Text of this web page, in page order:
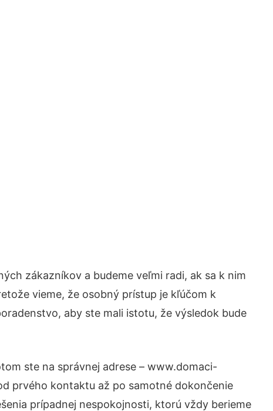
zákazníkov a budeme veľmi radi, ak sa k nim
vieme, že osobný prístup je kľúčom k
aby ste mali istotu, že výsledok bude
ste na správnej adrese – www.domaci-
prvého kontaktu až po samotné dokončenie
prípadnej nespokojnosti, ktorú vždy berieme